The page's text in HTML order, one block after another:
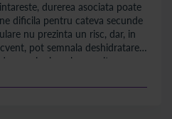
durerea asociata poate
dificila pentru cateva secunde
nu prezinta un risc, dar, in
pot semnala deshidratare,
saruri minerale sau alte